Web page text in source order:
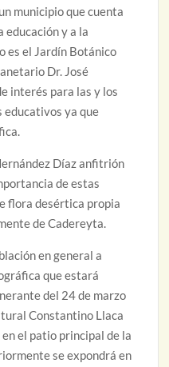
municipio que cuenta
educación y a la
es el Jardín Botánico
Dr. José
interés para las y los
educativos ya que
Díaz anfitrión
de estas
flora desértica propia
de Cadereyta.
en general a
que estará
del 24 de marzo
Constantino Llaca
el patio principal de la
se expondrá en